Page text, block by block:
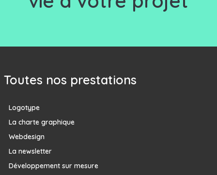
Toutes nos prestations
Logotype
La charte graphique
Webdesign
La newsletter
Développement sur mesure